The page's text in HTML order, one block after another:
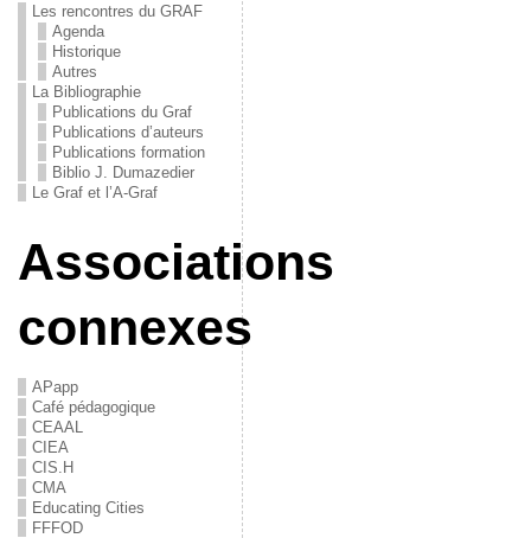
Les rencontres du GRAF
Agenda
Historique
Autres
La Bibliographie
Publications du Graf
Publications d’auteurs
Publications formation
Biblio J. Dumazedier
Le Graf et l’A-Graf
Associations
connexes
APapp
Café pédagogique
CEAAL
CIEA
CIS.H
CMA
Educating Cities
FFFOD